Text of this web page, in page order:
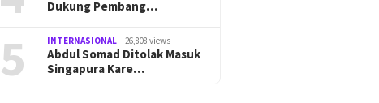
Dukung Pembang…
5 INTERNASIONAL 26,808 views
Abdul Somad Ditolak Masuk
Singapura Kare…